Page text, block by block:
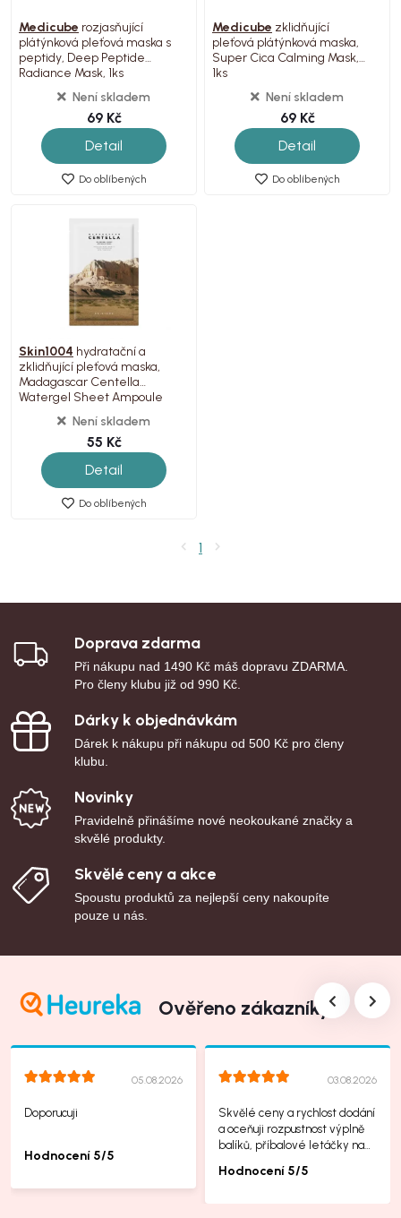
Medicube rozjasňující
plátýnková pleťová maska s
peptidy, Deep Peptide
Radiance Mask, 1ks
Není skladem
69 Kč
Detail
Do oblíbených
Medicube zklidňující
pleťová plátýnková maska,
Super Cica Calming Mask,
1ks
Není skladem
69 Kč
Detail
Do oblíbených
Skin1004 hydratační a
zklidňující pleťová maska,
Madagascar Centella
Watergel Sheet Ampoule
Není skladem
55 Kč
Detail
Do oblíbených
1
Doprava zdarma
Při nákupu nad 1490 Kč máš dopravu ZDARMA.
Pro členy klubu již od 990 Kč.
Dárky k objednávkám
Dárek k nákupu při nákupu od 500 Kč pro členy
klubu.
Novinky
Pravidelně přinášíme nové neokoukané značky a
skvělé produkty.
Skvělé ceny a akce
Spoustu produktů za nejlepší ceny nakoupíte
pouze u nás.
Ověřeno zákazníky
05.08.2026
Doporucuji
Hodnocení 5/5
03.08.2026
Skvělé ceny a rychlost dodání
a oceňuji rozpustnost výplně
balíků, příbalové letáčky na
Hodnocení 5/5